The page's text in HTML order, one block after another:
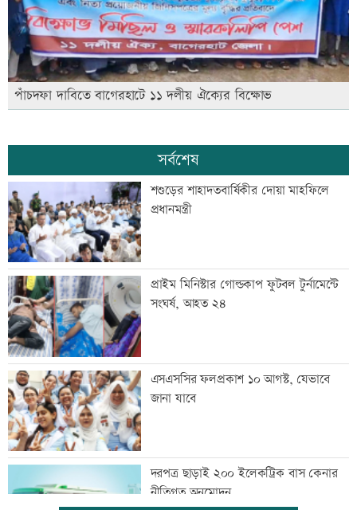
পাঁচদফা দাবিতে বাগেরহাটে ১১ দলীয় ঐক্যের বিক্ষোভ
সর্বশেষ
শশুড়ের শাহাদতবার্ষিকীর দোয়া মাহফিলে
প্রধানমন্ত্রী
প্রাইম মিনিস্টার গোল্ডকাপ ফুটবল টুর্নামেন্টে
সংঘর্ষ, আহত ২৪
এসএসসির ফলপ্রকাশ ১০ আগস্ট, যেভাবে
জানা যাবে
দরপত্র ছাড়াই ২০০ ইলেকট্রিক বাস কেনার
নীতিগত অনুমোদন